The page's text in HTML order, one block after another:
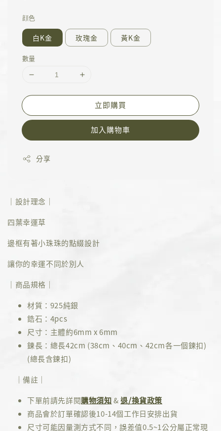
顔色
白K金 玫瑰金 黃K金
數量
立即購買
加入購物車
分享
｜設計理念｜
四葉幸運草
邊框有著小珠珠的點綴設計
讓你的幸運不同於別人
｜商品規格｜
材質：925純銀
鋯石：4pcs
尺寸：主體約6mm x 6mm
鍊長：總長42cm (38cm、40cm、42cm各一個鍊扣)
(總長含鍊扣)
｜備註｜
下單前請先詳閱購物須知&退/換貨政策
商品會於訂單確認後10-14個工作日安排出貨
尺寸可能因量測方式不同，誤差值0.5~1公分屬正常現